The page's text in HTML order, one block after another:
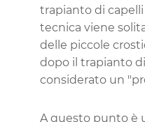
trapianto di
tecnica viene
delle piccole
dopo il trapianto
considerato un
A questo punto è